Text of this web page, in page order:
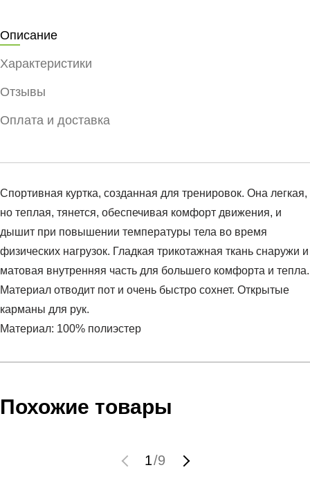
Описание
Характеристики
Отзывы
Оплата и доставка
Спортивная куртка, созданная для тренировок. Она легкая,
но теплая, тянется, обеспечивая комфорт движения, и
дышит при повышении температуры тела во время
физических нагрузок. Гладкая трикотажная ткань снаружи и
матовая внутренняя часть для большего комфорта и тепла.
Материал отводит пот и очень быстро сохнет. Открытые
карманы для рук.
Материал: 100% полиэстер
Артикул:1361619-415
GRAPHIC TK JT
UA SPORTSTYLE GRAPHIC TK JT
Условия оплаты
высылает Вам менеджер.
мы не увидим Вашу оплату.
Похожие товары
1/9